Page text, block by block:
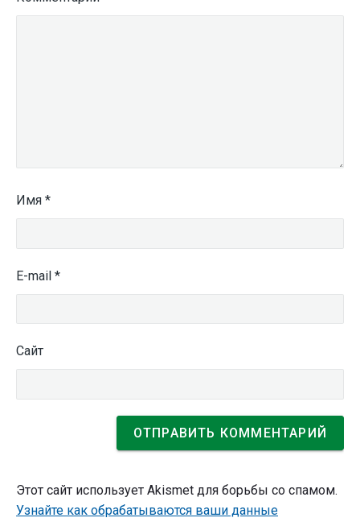
Имя *
E-mail *
Сайт
Этот сайт использует Akismet для борьбы со спамом.
Узнайте как обрабатываются ваши данные